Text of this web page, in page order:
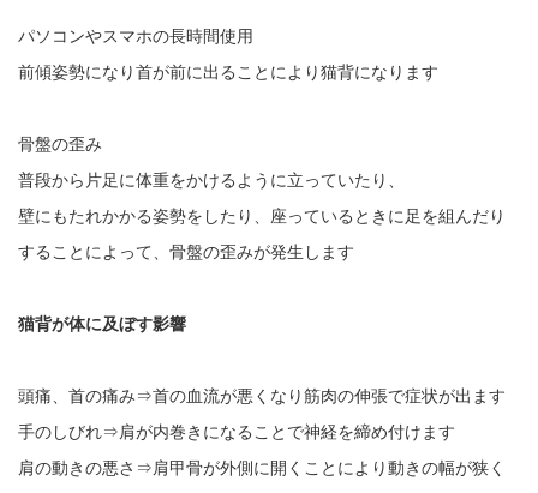
パソコンやスマホの長時間使用
前傾姿勢になり首が前に出ることにより猫背になります
骨盤の歪み
普段から片足に体重をかけるように立っていたり、
壁にもたれかかる姿勢をしたり、座っているときに足を組んだり
することによって、骨盤の歪みが発生します
猫背が体に及ぼす影響
頭痛、首の痛み⇒首の血流が悪くなり筋肉の伸張で症状が出ます
手のしびれ⇒肩が内巻きになることで神経を締め付けます
肩の動きの悪さ⇒肩甲骨が外側に開くことにより動きの幅が狭く